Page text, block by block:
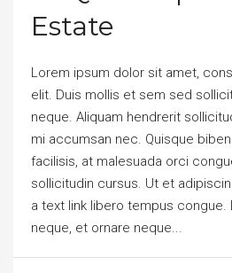
Estate
Lorem ipsum dolor sit amet,
elit. Duis mollis et sem sed
neque. Aliquam hendrerit
mi accumsan nec. Quisque
facilisis, at malesuada orci
sollicitudin cursus. Ut et
a text link libero tempus congue.
neque, et ornare neque...